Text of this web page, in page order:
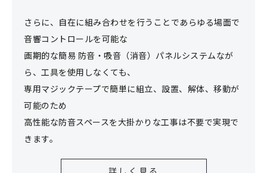
さらに、自在に組み合わせを行うことであらゆる場面で
音響コントロールを可能な
画期的な簡易 防音・吸音（消音）パネルシステムなが
ら、工具を使用しなくても、
専用マジックテープで簡単に組立、設置、解体、移動が
可能のため
高性能な防音スペースを大掛かりな工事は不要で実現で
きます。
詳しく見る